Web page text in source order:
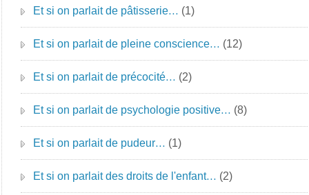
Et si on parlait de pâtisserie… (1)
Et si on parlait de pleine conscience… (12)
Et si on parlait de précocité… (2)
Et si on parlait de psychologie positive… (8)
Et si on parlait de pudeur… (1)
Et si on parlait des droits de l'enfant… (2)